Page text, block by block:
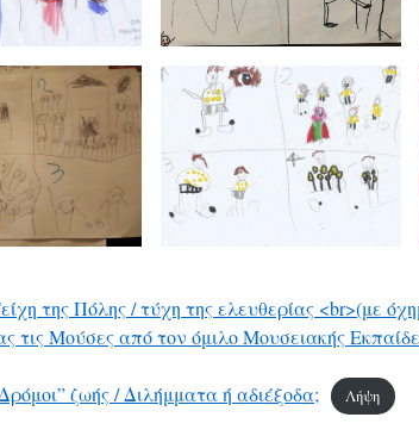
της Πόλης / τύχη της ελευθερίας <br>(με
τις Μούσες από τον όμιλο Μουσειακής
ζωής / Διλήμματα ή αδιέξοδα; Λήψη